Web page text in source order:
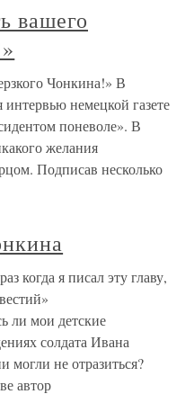
вашего
Чонкина!» В
интервью немецкой газете
поневоле». В
желания
Подписав несколько
когда я писал эту главу,
ли мои детские
солдата Ивана
могли не отразиться?
автор